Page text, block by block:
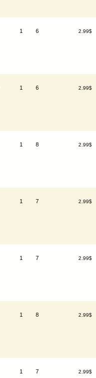
1 6 2.99$
1 6 2.99$
1 8 2.99$
1 7 2.99$
1 7 2.99$
1 8 2.99$
1 7 2.99$